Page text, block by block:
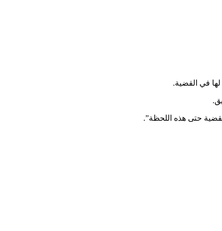
في القضية.
حتى هذه اللحظة”.